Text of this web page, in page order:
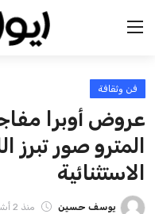
الرئيسية
اخبار مصر
عرب وعالم
فن وثقافة
عروض أوبرا
المترو صور تبرز
الاستثنائية
يوسف حسين منذ 2 أشهر